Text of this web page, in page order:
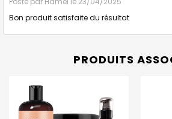
Bon produit satisfaite du résultat
PRODUITS